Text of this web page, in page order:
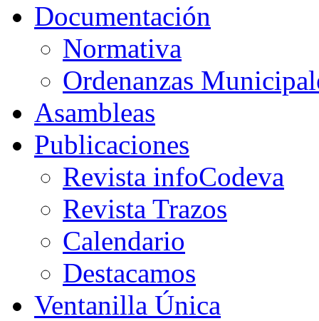
Documentación
Normativa
Ordenanzas
Asambleas
Publicaciones
Revista infoCodeva
Revista Trazos
Calendario
Destacamos
Ventanilla Única